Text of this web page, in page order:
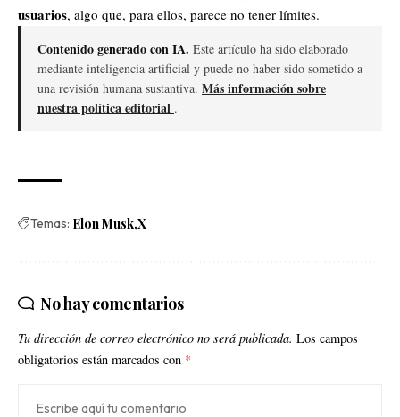
usuarios, algo que, para ellos, parece no tener límites.
Contenido generado con IA. Este artículo ha sido elaborado
mediante inteligencia artificial y puede no haber sido sometido a
una revisión humana sustantiva. Más información sobre
nuestra política editorial .
Temas: Elon Musk X
No hay comentarios
Tu dirección de correo electrónico no será publicada. Los campos
obligatorios están marcados con *